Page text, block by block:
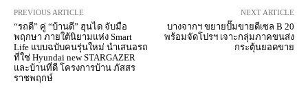
PREVIOUS ARTICLE
“รถดี” คู่ “บ้านดี” ฮุนได จับมือ
พฤกษา ภายใต้นิยามแห่ง Smart
Life แบบฉบับคนรุ่นใหม่ นำเสนอรถ
ที่ใช่ Hyundai new STARGAZER
และบ้านที่ดี โครงการบ้าน ภัสสร
ราชพฤกษ์
NEXT ARTICLE
บางจากฯ ขยายปั๊มขายดีเซล B 20
พร้อมจัดโปรฯ เจาะกลุ่มภาคขนส่ง
กระตุ้นยอดขาย